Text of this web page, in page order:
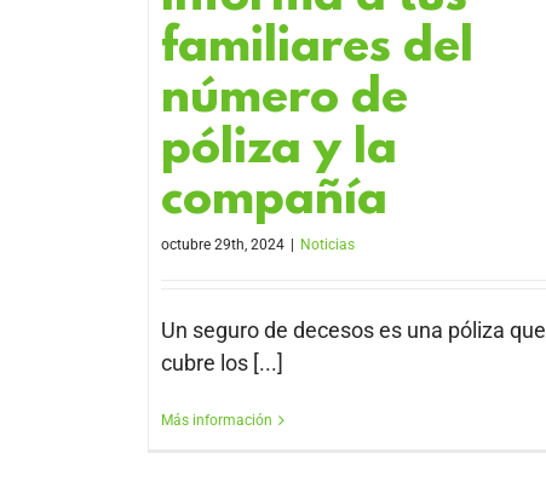
familiares del
número de
póliza y la
compañía
octubre 29th, 2024 Noticias
Un seguro de decesos es una póliza que
cubre los [...]
Más información